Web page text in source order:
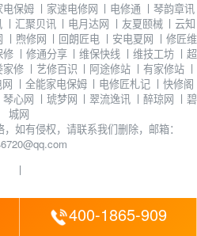
电保姆 丨 家速电修网 丨 电修通 丨琴韵章讯
丨 汇聚贝讯 丨 电月达网 丨 友夏颐械 丨云知
丨 煦修网 丨 回朗匠电 丨 安电夏网 丨 修匠维
修 丨 修通分享 丨维保快线 丨维技工坊 丨 超
家修 丨 艺修百识 丨 阿途修站 丨 有家修站 丨
丨 全能家电保姆 丨 电修匠札记 丨 快修阁
琴心网 丨 琥梦网 丨翠流逸讯 丨醉琼网 丨 碧
城网
如有侵权，请联系我们删除，邮箱：
丨
400-1865-909